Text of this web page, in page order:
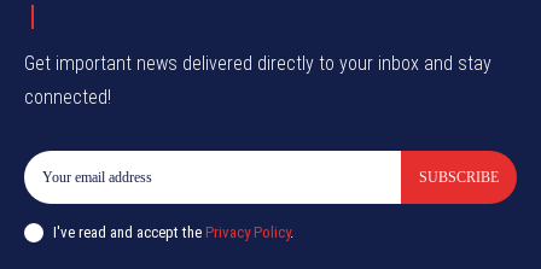
Get important news delivered directly to your inbox and stay
connected!
SUBSCRIBE
I've read and accept the Privacy Policy.